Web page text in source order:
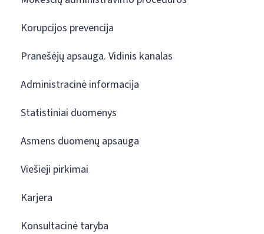
Korupcijos prevencija
Pranešėjų apsauga. Vidinis kanalas
Administracinė informacija
Statistiniai duomenys
Asmens duomenų apsauga
Viešieji pirkimai
Karjera
Konsultacinė taryba